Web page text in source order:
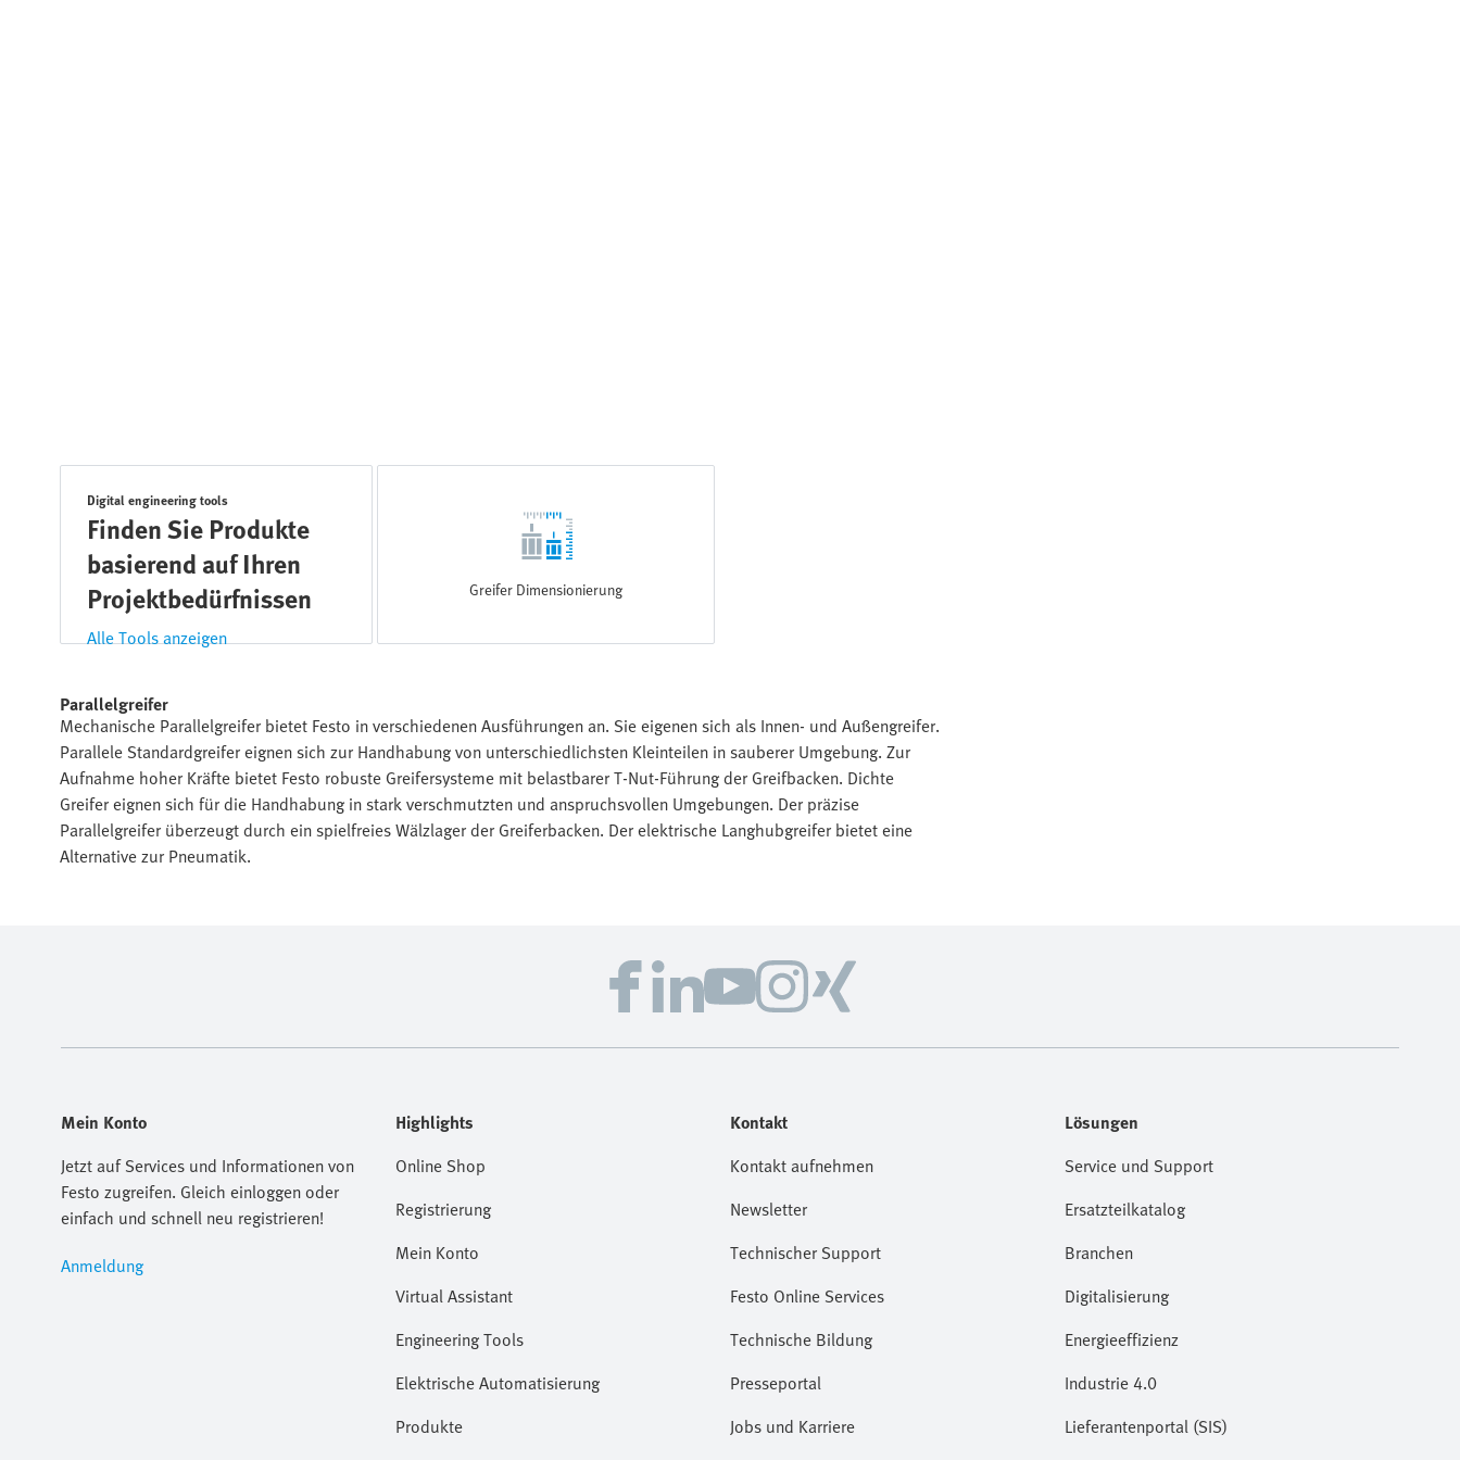
Digital engineering tools
Finden Sie Produkte
basierend auf Ihren
Projektbedürfnissen
Alle Tools anzeigen
Greifer Dimensionierung
Parallelgreifer
Mechanische Parallelgreifer bietet Festo in verschiedenen Ausführungen an. Sie eigenen sich als Innen- und Außengreifer.
Parallele Standardgreifer eignen sich zur Handhabung von unterschiedlichsten Kleinteilen in sauberer Umgebung. Zur
Aufnahme hoher Kräfte bietet Festo robuste Greifersysteme mit belastbarer T-Nut-Führung der Greifbacken. Dichte
Greifer eignen sich für die Handhabung in stark verschmutzten und anspruchsvollen Umgebungen. Der präzise
Parallelgreifer überzeugt durch ein spielfreies Wälzlager der Greiferbacken. Der elektrische Langhubgreifer bietet eine
Alternative zur Pneumatik.
Mein Konto
Jetzt auf Services und Informationen von
Festo zugreifen. Gleich einloggen oder
einfach und schnell neu registrieren!
Anmeldung
Highlights
Online Shop
Registrierung
Mein Konto
Virtual Assistant
Engineering Tools
Elektrische Automatisierung
Produkte
Kontakt
Kontakt aufnehmen
Newsletter
Technischer Support
Festo Online Services
Technische Bildung
Presseportal
Jobs und Karriere
Lösungen
Service und Support
Ersatzteilkatalog
Branchen
Digitalisierung
Energieeffizienz
Industrie 4.0
Lieferantenportal (SIS)